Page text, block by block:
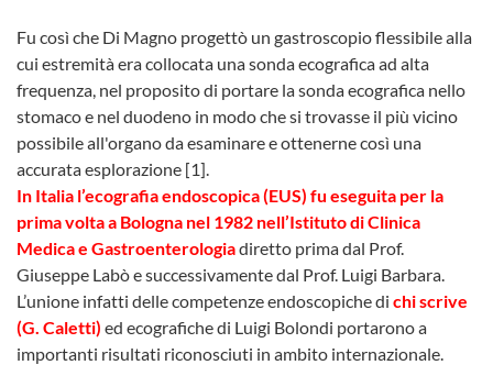
Fu così che Di Magno progettò un gastroscopio flessibile alla
cui estremità era collocata una sonda ecografica ad alta
frequenza, nel proposito di portare la sonda ecografica nello
stomaco e nel duodeno in modo che si trovasse il più vicino
possibile all'organo da esaminare e ottenerne così una
accurata esplorazione [1].
In Italia l’ecografia endoscopica (EUS) fu eseguita per la
prima volta a Bologna nel 1982 nell’Istituto di Clinica
Medica e Gastroenterologiadiretto prima dal Prof.
Giuseppe Labò e successivamente dal Prof. Luigi Barbara.
L’unione infatti delle competenze endoscopiche di chi scrive
(G. Caletti) ed ecografiche di Luigi Bolondi portarono a
importanti risultati riconosciuti in ambito internazionale.